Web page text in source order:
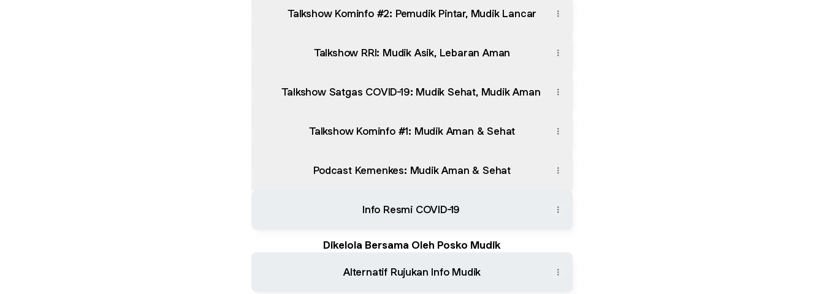
Talkshow Kominfo #2: Pemudik Pintar, Mudik Lancar
Talkshow RRI: Mudik Asik, Lebaran Aman
Talkshow Satgas COVID-19: Mudik Sehat, Mudik Aman
Talkshow Kominfo #1: Mudik Aman & Sehat
Podcast Kemenkes: Mudik Aman & Sehat
Info Resmi COVID-19
Dikelola Bersama Oleh Posko Mudik
Alternatif Rujukan Info Mudik